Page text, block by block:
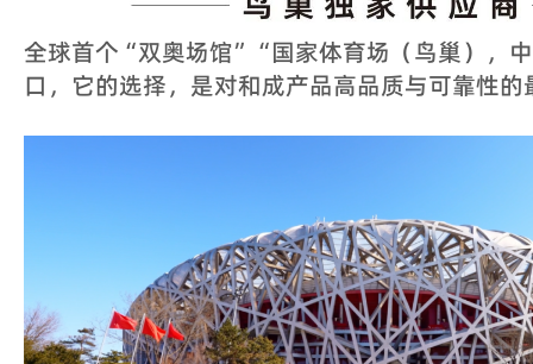
全球首个“双奥场馆”“国家体育场（鸟巢），
口，它的选择，是对和成产品高品质与可靠性的